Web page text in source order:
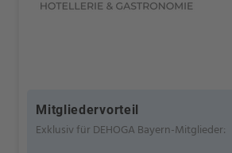
Mitgliedervorteil
Exklusiv für DEHOGA Bayern-Mitglieder: